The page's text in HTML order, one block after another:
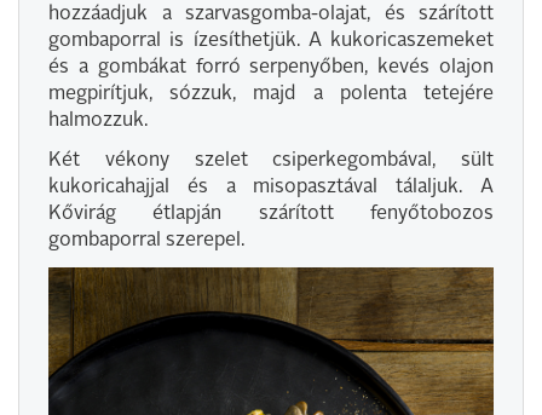
hozzáadjuk a szarvasgomba-olajat, és szárított
gombaporral is ízesíthetjük. A kukoricaszemeket
és a gombákat forró serpenyőben, kevés olajon
megpirítjuk, sózzuk, majd a polenta tetejére
halmozzuk.
Két vékony szelet csiperkegombával, sült
kukoricahajjal és a misopasztával tálaljuk. A
Kővirág étlapján szárított fenyőtobozos
gombaporral szerepel.